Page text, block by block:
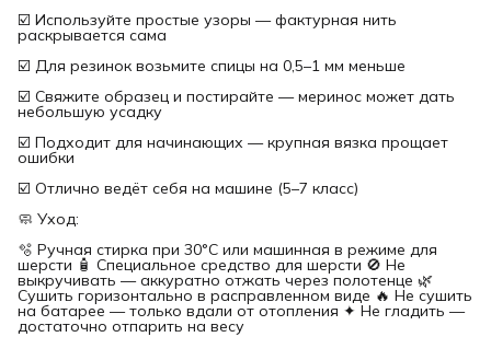
☑️ Используйте простые узоры — фактурная нить
раскрывается сама
☑️ Для резинок возьмите спицы на 0,5–1 мм меньше
☑️ Свяжите образец и постирайте — меринос может дать
небольшую усадку
☑️ Подходит для начинающих — крупная вязка прощает
ошибки
☑️ Отлично ведёт себя на машине (5–7 класс)
🧼 Уход:
🫧 Ручная стирка при 30°C или машинная в режиме для
шерсти 🧴 Специальное средство для шерсти 🚫 Не
выкручивать — аккуратно отжать через полотенце 🌿
Сушить горизонтально в расправленном виде 🔥 Не сушить
на батарее — только вдали от отопления ✦ Не гладить —
достаточно отпарить на весу